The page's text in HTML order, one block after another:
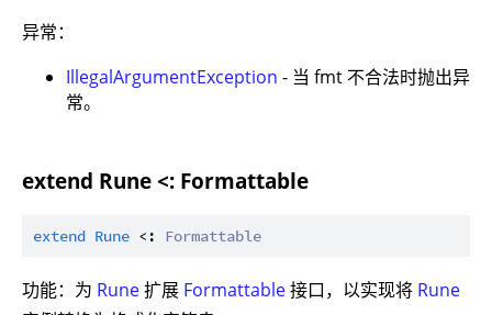
异常：
IllegalArgumentException - 当 fmt 不合法时抛出异
常。
extend Rune <: Formattable
extend Rune <: Formattable
功能：为 Rune扩展 Formattable接口，以实现将 Rune